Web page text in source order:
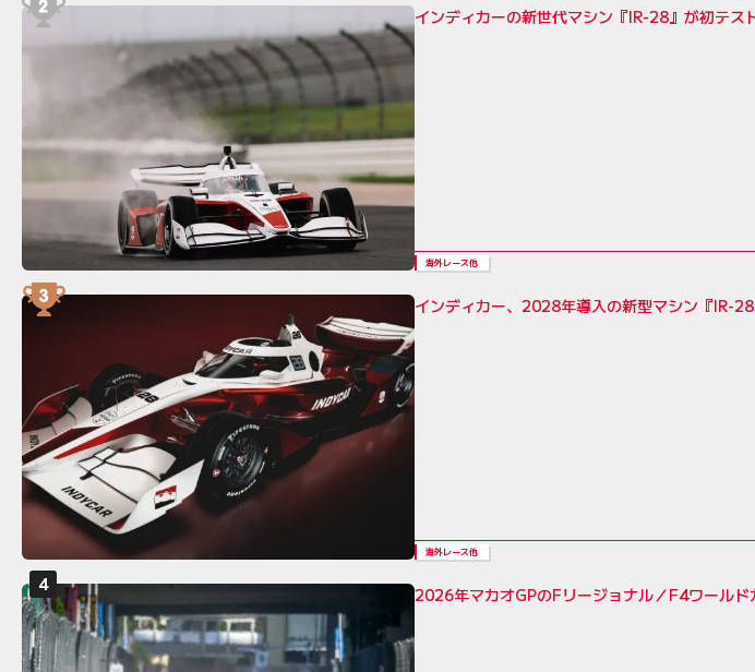
インディカーの新世代マシン『IR-28』が初テス
海外レース他
インディカー、2028年導入の新型マシン『IR-
海外レース他
2026年マカオGPのFリージョナル／F4ワール